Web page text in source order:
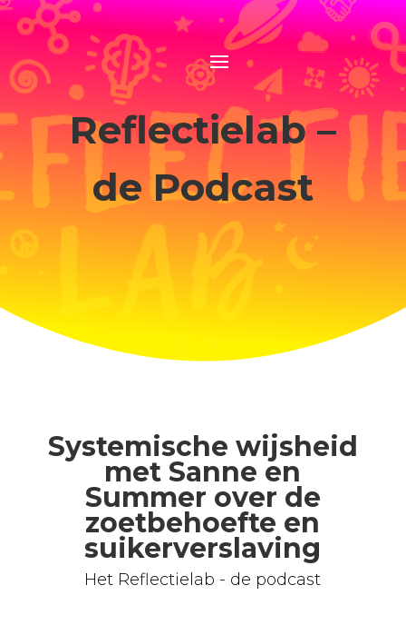
Reflectielab –
de Podcast
Systemische wijsheid
met Sanne en
Summer over de
zoetbehoefte en
suikerverslaving
Het Reflectielab - de podcast